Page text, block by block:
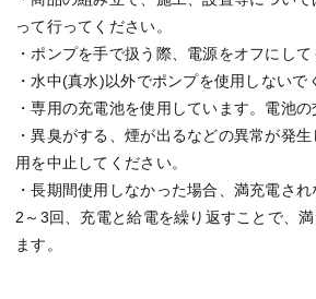
って行ってください。
・ポンプを手で扱う際、電源をオフにして
・水中(真水)以外でポンプを使用しないで
・専用の充電池を使用しています。電池の
・異臭がする、煙が出るなどの異常が発
用を中止してください。
・長期間使用しなかった場合、満充電され
2～3回、充電と給電を繰り返すことで、
ます。